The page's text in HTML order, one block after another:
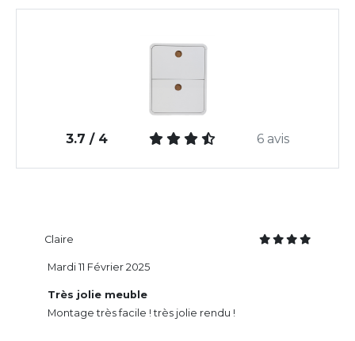
3.7 / 4 6 avis
Claire
Très jolie meuble
Montage très facile ! très jolie rendu !
Mardi 11 Février 2025